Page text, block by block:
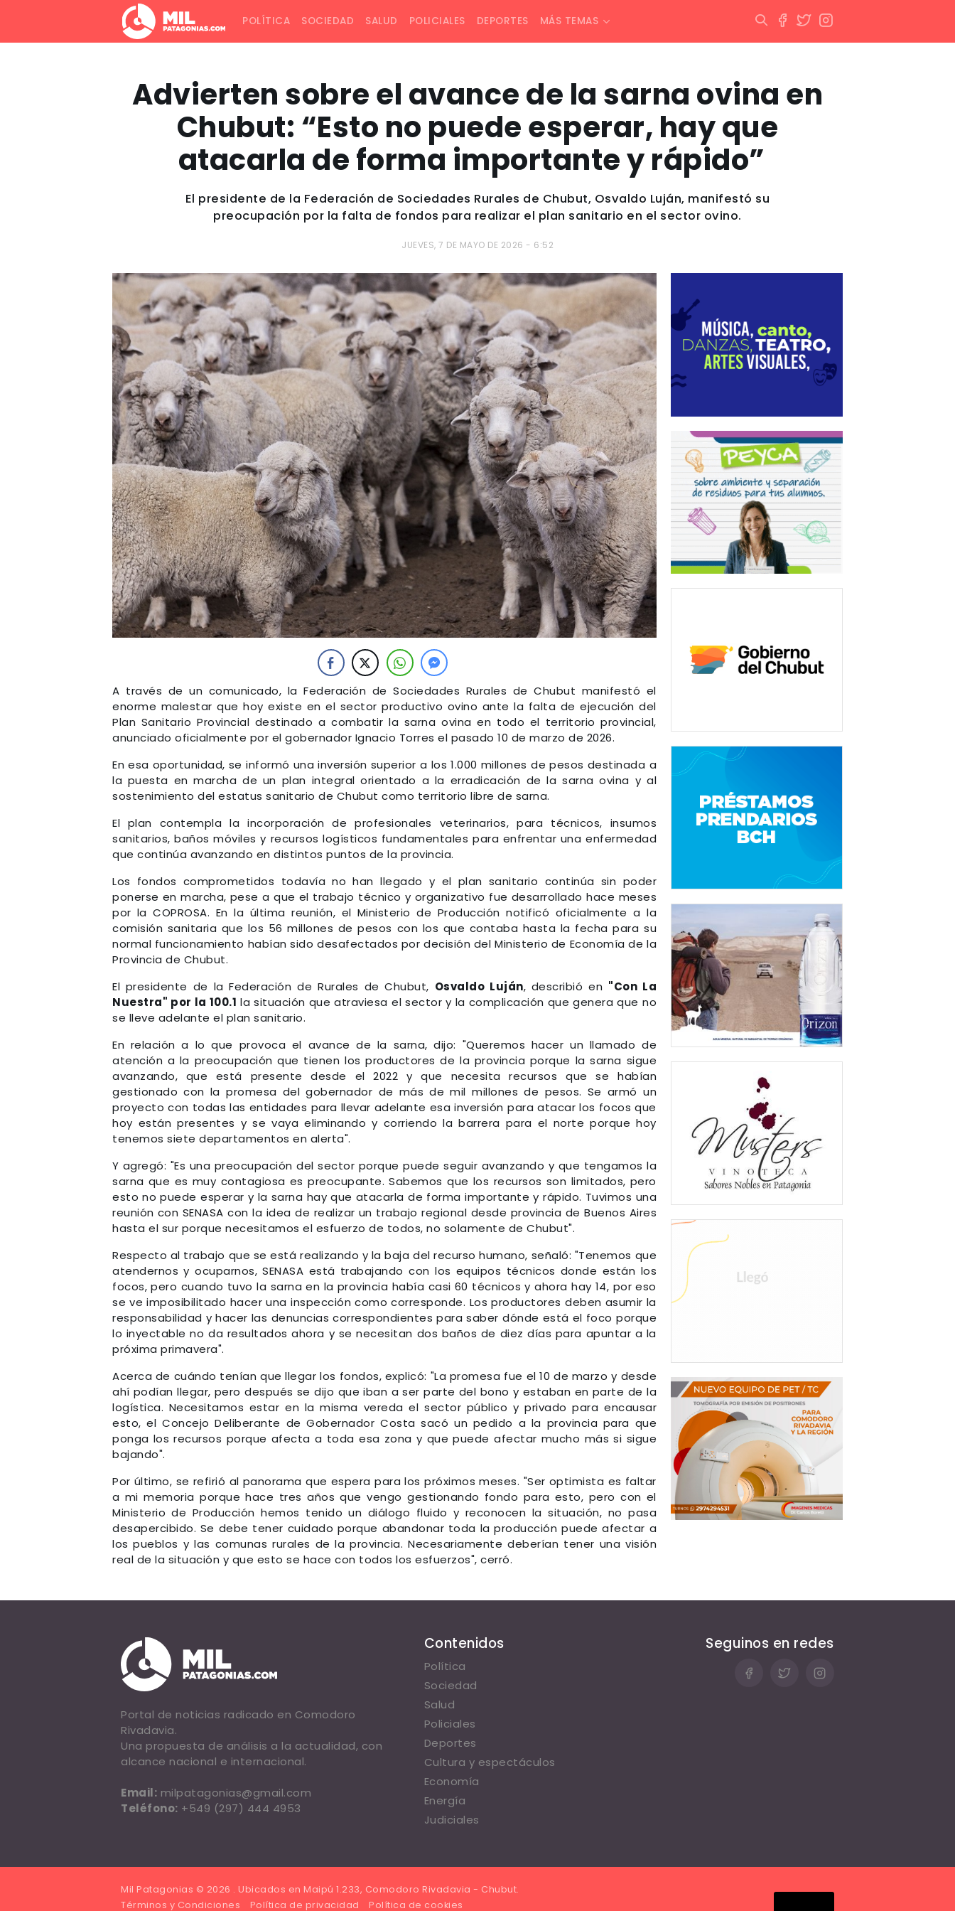
POLÍTICA SOCIEDAD SALUD POLICIALES DEPORTES MÁS TEMAS
Advierten sobre el avance de la sarna ovina en
Chubut: “Esto no puede esperar, hay que
atacarla de forma importante y rápido”
El presidente de la Federación de Sociedades Rurales de Chubut, Osvaldo Luján, manifestó su
preocupación por la falta de fondos para realizar el plan sanitario en el sector ovino.
JUEVES, 7 DE MAYO DE 2026 - 6:52
A través de un comunicado, la Federación de Sociedades Rurales de Chubut manifestó el
enorme malestar que hoy existe en el sector productivo ovino ante la falta de ejecución del
Plan Sanitario Provincial destinado a combatir la sarna ovina en todo el territorio provincial,
anunciado oficialmente por el gobernador Ignacio Torres el pasado 10 de marzo de 2026.
En esa oportunidad, se informó una inversión superior a los 1.000 millones de pesos destinada a
la puesta en marcha de un plan integral orientado a la erradicación de la sarna ovina y al
sostenimiento del estatus sanitario de Chubut como territorio libre de sarna.
El plan contempla la incorporación de profesionales veterinarios, para técnicos, insumos
sanitarios, baños móviles y recursos logísticos fundamentales para enfrentar una enfermedad
que continúa avanzando en distintos puntos de la provincia.
Los fondos comprometidos todavía no han llegado y el plan sanitario continúa sin poder
ponerse en marcha, pese a que el trabajo técnico y organizativo fue desarrollado hace meses
por la COPROSA. En la última reunión, el Ministerio de Producción notificó oficialmente a la
comisión sanitaria que los 56 millones de pesos con los que contaba hasta la fecha para su
normal funcionamiento habían sido desafectados por decisión del Ministerio de Economía de la
Provincia de Chubut.
El presidente de la Federación de Rurales de Chubut, Osvaldo Luján, describió en "Con La
Nuestra" por la 100.1 la situación que atraviesa el sector y la complicación que genera que no
se lleve adelante el plan sanitario.
En relación a lo que provoca el avance de la sarna, dijo: "Queremos hacer un llamado de
atención a la preocupación que tienen los productores de la provincia porque la sarna sigue
avanzando, que está presente desde el 2022 y que necesita recursos que se habían
gestionado con la promesa del gobernador de más de mil millones de pesos. Se armó un
proyecto con todas las entidades para llevar adelante esa inversión para atacar los focos que
hoy están presentes y se vaya eliminando y corriendo la barrera para el norte porque hoy
tenemos siete departamentos en alerta".
Y agregó: "Es una preocupación del sector porque puede seguir avanzando y que tengamos la
sarna que es muy contagiosa es preocupante. Sabemos que los recursos son limitados, pero
esto no puede esperar y la sarna hay que atacarla de forma importante y rápido. Tuvimos una
reunión con SENASA con la idea de realizar un trabajo regional desde provincia de Buenos Aires
hasta el sur porque necesitamos el esfuerzo de todos, no solamente de Chubut".
Respecto al trabajo que se está realizando y la baja del recurso humano, señaló: "Tenemos que
atendernos y ocuparnos, SENASA está trabajando con los equipos técnicos donde están los
focos, pero cuando tuvo la sarna en la provincia había casi 60 técnicos y ahora hay 14, por eso
se ve imposibilitado hacer una inspección como corresponde. Los productores deben asumir la
responsabilidad y hacer las denuncias correspondientes para saber dónde está el foco porque
lo inyectable no da resultados ahora y se necesitan dos baños de diez días para apuntar a la
próxima primavera".
Acerca de cuándo tenían que llegar los fondos, explicó: "La promesa fue el 10 de marzo y desde
ahí podían llegar, pero después se dijo que iban a ser parte del bono y estaban en parte de la
logística. Necesitamos estar en la misma vereda el sector público y privado para encausar
esto, el Concejo Deliberante de Gobernador Costa sacó un pedido a la provincia para que
ponga los recursos porque afecta a toda esa zona y que puede afectar mucho más si sigue
bajando".
Por último, se refirió al panorama que espera para los próximos meses. "Ser optimista es faltar
a mi memoria porque hace tres años que vengo gestionando fondo para esto, pero con el
Ministerio de Producción hemos tenido un diálogo fluido y reconocen la situación, no pasa
desapercibido. Se debe tener cuidado porque abandonar toda la producción puede afectar a
los pueblos y las comunas rurales de la provincia. Necesariamente deberían tener una visión
real de la situación y que esto se hace con todos los esfuerzos", cerró.
Portal de noticias radicado en Comodoro
Rivadavia.
Una propuesta de análisis a la actualidad, con
alcance nacional e internacional.
Email: milpatagonias@gmail.com
Teléfono: +549 (297) 444 4953
Contenidos
Política
Sociedad
Salud
Policiales
Deportes
Cultura y espectáculos
Economía
Energía
Judiciales
Seguinos en redes
Mil Patagonias © 2026 . Ubicados en Maipú 1.233, Comodoro Rivadavia - Chubut.
Términos y Condiciones
Política de privacidad Política de cookies